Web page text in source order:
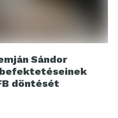
Sándor
döntését